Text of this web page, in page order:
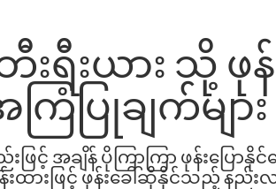
းယား သို့ ဖု
ြံပြုချက်များ
ြင့် အချိန် ပိုကြာကြာ ဖုန်းပြေ
ထားဖြင့် ဖုန်းခေါ်ဆိုနိုင်သည့် နည်း